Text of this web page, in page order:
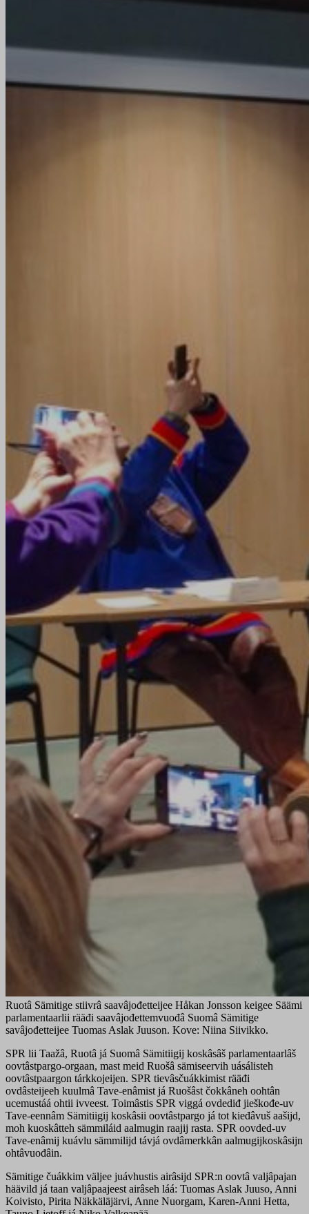
Ruotâ Sämitige stiivrâ saavâjođetteijee Håkan Jonsson keigee Säämi
parlamentaarlii rääđi saavâjođettemvuođâ Suomâ Sämitige
savâjođetteijee Tuomas Aslak Juuson. Kove: Niina Siivikko.
SPR lii Taažâ, Ruotâ já Suomâ Sämitiigij koskâsâš parlamentaarlâš
oovtâstpargo-orgaan, mast meid Ruošâ sämiseervih uásálisteh
oovtâstpaargon tárkkojeijen. SPR tievâsčuákkimist rääđi
ovdâsteijeeh kuulmâ Tave-enâmist já Ruošâst čokkâneh oohtân
ucemustáá ohtii ivveest. Toimâstis SPR viggá ovdediđ jieškođe-uv
Tave-eennâm Sämitiigij koskâsii oovtâstpargo já tot kieđâvuš aašijd,
moh kuoskâtteh sämmiláid aalmugin raajij rasta. SPR oovded-uv
Tave-enâmij kuávlu sämmilijd távjá ovdâmerkkân aalmugijkoskâsijn
ohtâvuođâin.
Sämitige čuákkim väljee juávhustis airâsijd SPR:n oovtâ valjâpajan
häävild já taan valjâpaajeest airâseh láá: Tuomas Aslak Juuso, Anni
Koivisto, Pirita Näkkäläjärvi, Anne Nuorgam, Karen-Anni Hetta,